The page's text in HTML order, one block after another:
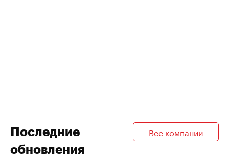
Последние
обновления
Все компании